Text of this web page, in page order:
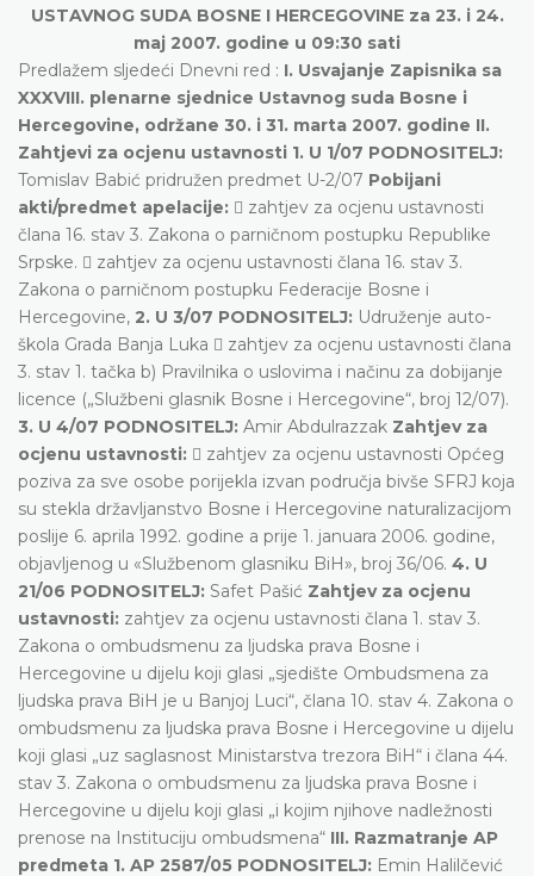
USTAVNOG SUDA BOSNE I HERCEGOVINE za 23. i 24.
maj 2007. godine u 09:30 sati
Predlažem sljedeći Dnevni red : I. Usvajanje Zapisnika sa
XXXVIII. plenarne sjednice Ustavnog suda Bosne i
Hercegovine, održane 30. i 31. marta 2007. godine II.
Zahtjevi za ocjenu ustavnosti 1. U 1/07 PODNOSITELJ:
Tomislav Babić pridružen predmet U-2/07 Pobijani
akti/predmet apelacije:  zahtjev za ocjenu ustavnosti
člana 16. stav 3. Zakona o parničnom postupku Republike
Srpske.  zahtjev za ocjenu ustavnosti člana 16. stav 3.
Zakona o parničnom postupku Federacije Bosne i
Hercegovine, 2. U 3/07 PODNOSITELJ: Udruženje auto-
škola Grada Banja Luka  zahtjev za ocjenu ustavnosti člana
3. stav 1. tačka b) Pravilnika o uslovima i načinu za dobijanje
licence („Službeni glasnik Bosne i Hercegovine“, broj 12/07).
3. U 4/07 PODNOSITELJ: Amir Abdulrazzak Zahtjev za
ocjenu ustavnosti:  zahtjev za ocjenu ustavnosti Općeg
poziva za sve osobe porijekla izvan područja bivše SFRJ koja
su stekla državljanstvo Bosne i Hercegovine naturalizacijom
poslije 6. aprila 1992. godine a prije 1. januara 2006. godine,
objavljenog u «Službenom glasniku BiH», broj 36/06. 4. U
21/06 PODNOSITELJ: Safet Pašić Zahtjev za ocjenu
ustavnosti: zahtjev za ocjenu ustavnosti člana 1. stav 3.
Zakona o ombudsmenu za ljudska prava Bosne i
Hercegovine u dijelu koji glasi „sjedište Ombudsmena za
ljudska prava BiH je u Banjoj Luci“, člana 10. stav 4. Zakona o
ombudsmenu za ljudska prava Bosne i Hercegovine u dijelu
koji glasi „uz saglasnost Ministarstva trezora BiH“ i člana 44.
stav 3. Zakona o ombudsmenu za ljudska prava Bosne i
Hercegovine u dijelu koji glasi „i kojim njihove nadležnosti
prenose na Instituciju ombudsmena“ III. Razmatranje AP
predmeta 1. AP 2587/05 PODNOSITELJ: Emin Halilčević